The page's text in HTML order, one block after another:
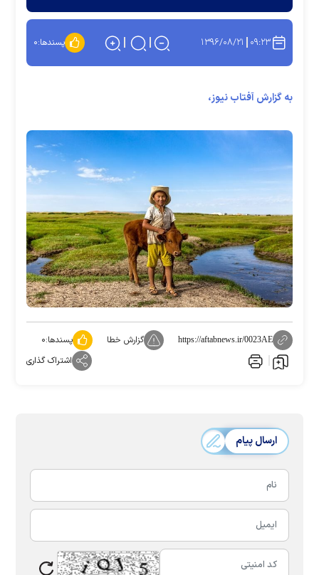
۰۹:۲۳ ۱۳۹۶/۰۸/۲۱ پسندها:۰
به گزارش آفتاب نیوز،
https://aftabnews.ir/0023AE گزارش خطا پسندها:۰
اشتراک گذاری
ارسال پیام